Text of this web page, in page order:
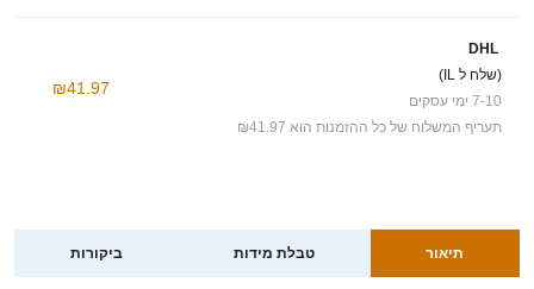
DHL
(שלח ל IL)
7-10 ימי עסקים
תעריף המשלוח של כל ההזמנות הוא ₪41.97
₪41.97
תיאור טבלת מידות ביקורות